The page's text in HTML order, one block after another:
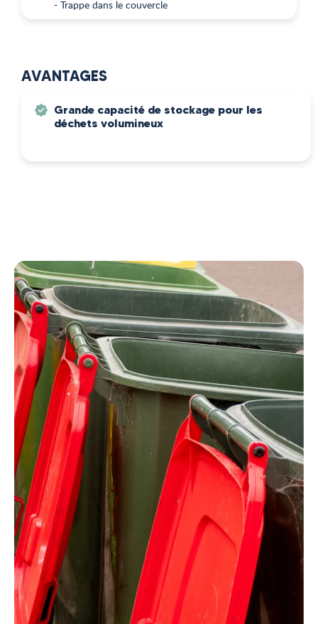
- Trappe dans le couvercle
AVANTAGES
Grande capacité de stockage pour les
déchets volumineux